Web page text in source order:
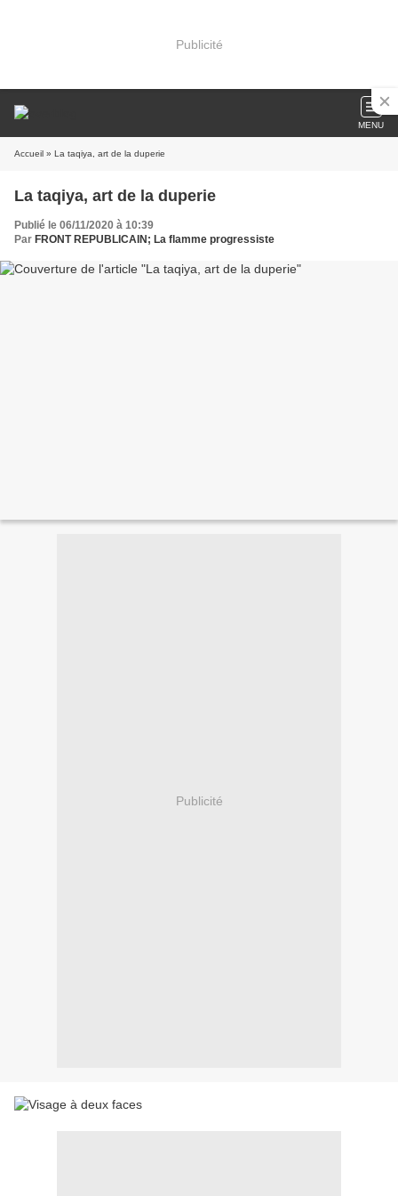
Publicité
MENU
Accueil » La taqiya, art de la duperie
La taqiya, art de la duperie
Publié le 06/11/2020 à 10:39
Par FRONT REPUBLICAIN; La flamme progressiste
Publicité